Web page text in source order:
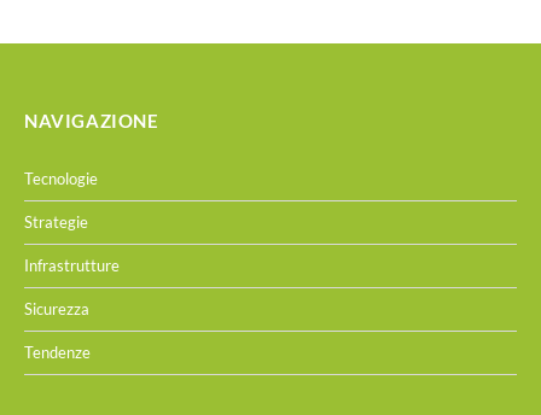
NAVIGAZIONE
Tecnologie
Strategie
Infrastrutture
Sicurezza
Tendenze